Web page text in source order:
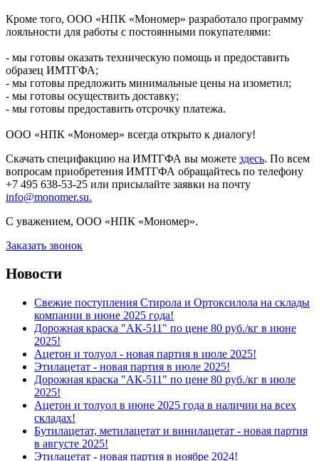
Кроме того, ООО «НПК «Мономер» разработало программу
лояльности для работы с постоянными покупателями:
- мы готовы оказать техническую помощь и предоставить
образец ИМТГФА;
- мы готовы предложить минимальные цены на изометил;
- мы готовы осуществить доставку;
- мы готовы предоставить отсрочку платежа.
ООО «НПК «Мономер» всегда открыто к диалогу!
Скачать специфакцию на ИМТГФА вы можете здесь. По всем
вопросам приобретения ИМТГФА обращайтесь по телефону
+7 495 638-53-25 или присылайте заявки на почту
info@monomer.su.
С уважением, ООО «НПК «Мономер».
Заказать звонок
Новости
Свежие поступления Стирола и Ортоксилола на склады
компании в июне 2025 года!
Дорожная краска "АК-511" по цене 80 руб./кг в июне
2025!
Ацетон и толуол - новая партия в июле 2025!
Этилацетат - новая партия в июле 2025!
Дорожная краска "АК-511" по цене 80 руб./кг в июле
2025!
Ацетон и толуол в июне 2025 года в наличии на всех
складах!
Бутилацетат, метилацетат и винилацетат - новая партия
в августе 2025!
Этилацетат - новая партия в ноябре 2024!